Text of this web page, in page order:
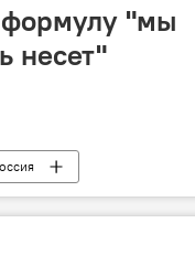
"мы
несет"